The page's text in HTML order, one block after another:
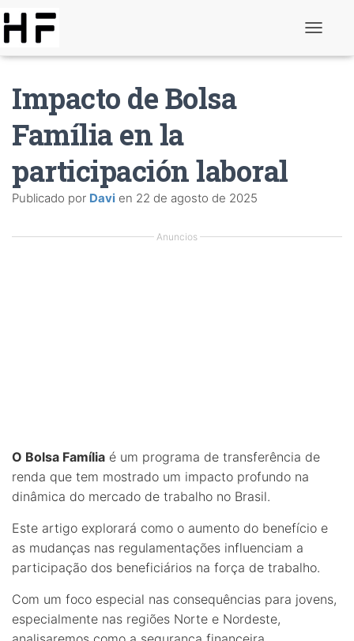
a
Impacto de Bolsa
Família en la
participación laboral
Publicado por Davi en 22 de agosto de 2025
Anuncios
O Bolsa Família é um programa de transferência de
renda que tem mostrado um impacto profundo na
dinâmica do mercado de trabalho no Brasil.
Este artigo explorará como o aumento do benefício e
as mudanças nas regulamentações influenciam a
participação dos beneficiários na força de trabalho.
Com um foco especial nas consequências para jovens,
especialmente nas regiões Norte e Nordeste,